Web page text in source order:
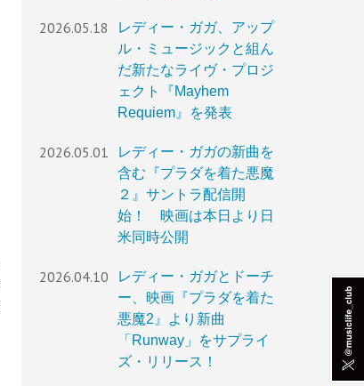
2026.05.18
レディー・ガガ、アップ
ル・ミュージックと組ん
だ新たなライヴ・プロジ
ェクト『Mayhem
Requiem』を発表
2026.05.01
レディー・ガガの新曲を
含む『プラダを着た悪魔
２』サントラ配信開
始！ 映画は本日より日
米同時公開
2026.04.10
レディー・ガガとドーチ
ー、映画『プラダを着た
悪魔2』より新曲
「Runway」をサプライ
ズ・リリース！